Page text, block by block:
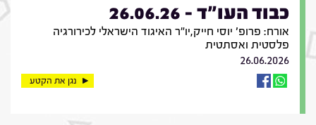
כבוד העו"ד - 26.06.26
אורח: פרופ' יוסי חייק,יו"ר האיגוד הישראלי לכירורגיה
פלסטית ואסתטית
26.06.2026
נגן את הקטע